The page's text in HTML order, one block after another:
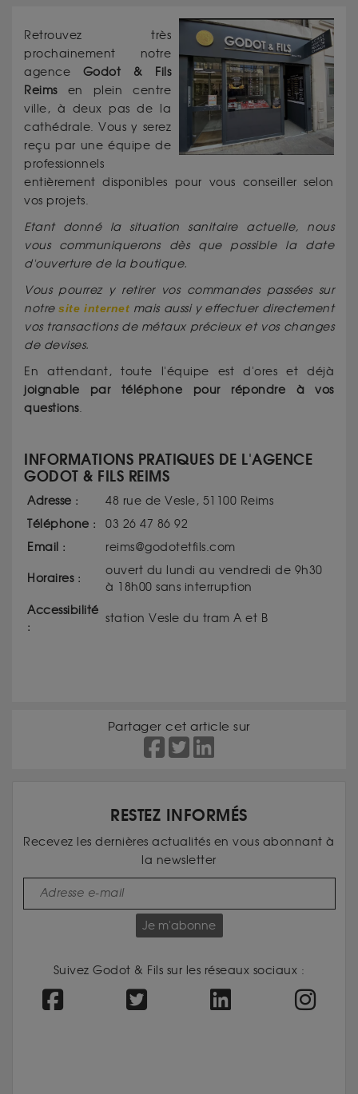
Retrouvez très
prochainement notre
agence Godot & Fils
Reimsen plein centre
ville, à deux pas de la
cathédrale. Vous y serez
reçu par une équipe de
professionnels
entièrement disponibles pour vous conseiller selon
vos projets.
Etant donné la situation sanitaire actuelle, nous
vous communiquerons dès que possible la date
d'ouverture de la boutique.
Vous pourrez y retirer vos commandes passées sur
notresite internet mais aussi y effectuer directement
vos transactions de métaux précieux et vos changes
de devises.
En attendant, toute l'équipe est d'ores et déjà
joignable par téléphone pour répondre à vos
questions.
INFORMATIONS PRATIQUES DE L'AGENCE
GODOT & FILS REIMS
Adresse :
48 rue de Vesle, 51100 Reims
Téléphone :
03 26 47 86 92
Email :
reims@godotetfils.com
Horaires :
ouvert du lundi au vendredi de 9h30
à 18h00 sans interruption
Accessibilité
:
station Vesle du tram A et B
Partager cet article sur
RESTEZ INFORMÉS
Recevez les dernières actualités en vous abonnant à
la newsletter
Je m'abonne
Suivez Godot & Fils sur les réseaux sociaux :